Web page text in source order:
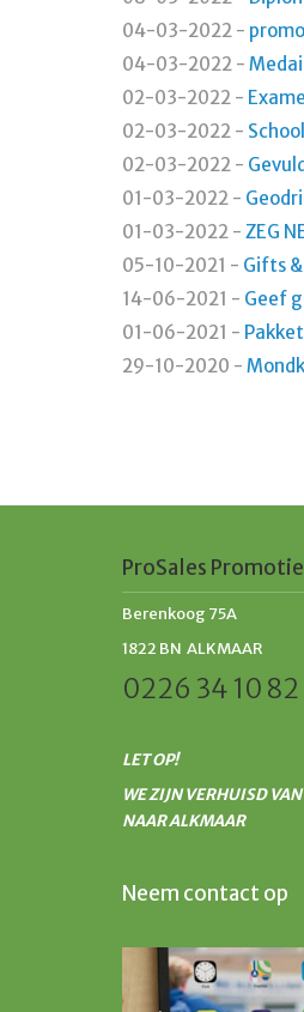
04-03-2022 -
04-03-2022 -
02-03-2022 -
02-03-2022 -
02-03-2022 -
01-03-2022 -
01-03-2022 - ZEG
05-10-2021 - Gifts
14-06-2021 - Geef
01-06-2021 -
29-10-2020 -
ProSales
Berenkoog 75A
1822 BN ALKMAAR
0226 34 10 82
LET OP!
WE ZIJN VERHUISD
NAAR ALKMAAR
Neem contact op